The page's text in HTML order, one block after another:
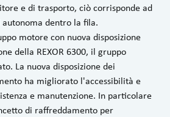
e di trasporto, ciò corrisponde ad
dentro la fila.
motore con nuova disposizione
della REXOR 6300, il gruppo
La nuova disposizione dei
ha migliorato l'accessibilità e
e manutenzione. In particolare
di raffreddamento per